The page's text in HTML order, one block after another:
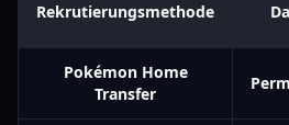
Rekrutierungsmethode
Pokémon Home
Transfer